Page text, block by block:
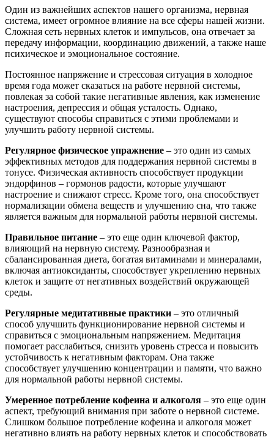
Один из важнейших аспектов нашего организма, нервная
система, имеет огромное влияние на все сферы нашей жизни.
Сложная сеть нервных клеток и импульсов, она отвечает за
передачу информации, координацию движений, а также наше
психическое и эмоциональное состояние.
Постоянное напряжение и стрессовая ситуация в холодное
время года может сказаться на работе нервной системы,
повлекая за собой такие негативные явления, как изменение
настроения, депрессия и общая усталость. Однако,
существуют способы справиться с этими проблемами и
улучшить работу нервной системы.
Регулярное физическое упражнение – это один из самых
эффективных методов для поддержания нервной системы в
тонусе. Физическая активность способствует продукции
эндорфинов – гормонов радости, которые улучшают
настроение и снижают стресс. Кроме того, она способствует
нормализации обмена веществ и улучшению сна, что также
является важным для нормальной работы нервной системы.
Правильное питание – это еще один ключевой фактор,
влияющий на нервную систему. Разнообразная и
сбалансированная диета, богатая витаминами и минералами,
включая антиоксиданты, способствует укреплению нервных
клеток и защите от негативных воздействий окружающей
среды.
Регулярные медитативные практики – это отличный
способ улучшить функционирование нервной системы и
справиться с эмоциональным напряжением. Медитация
помогает расслабиться, снизить уровень стресса и повысить
устойчивость к негативным факторам. Она также
способствует улучшению концентрации и памяти, что важно
для нормальной работы нервной системы.
Умеренное потребление кофеина и алкоголя – это еще один
аспект, требующий внимания при заботе о нервной системе.
Слишком большое потребление кофеина и алкоголя может
негативно влиять на работу нервных клеток и способствовать